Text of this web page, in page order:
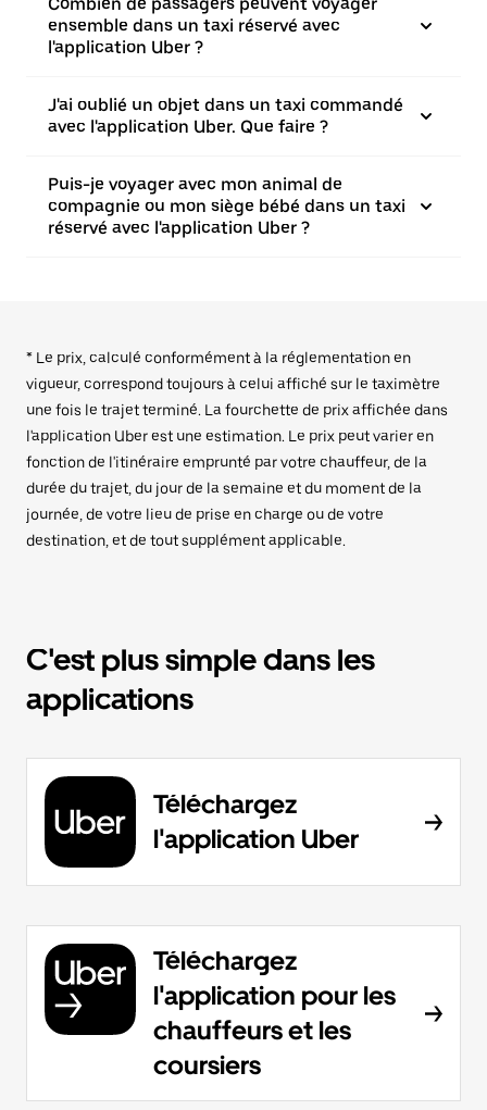
ensemble dans un taxi réservé avec
l'application Uber ?
J'ai oublié un objet dans un taxi commandé
avec l'application Uber. Que faire ?
Puis-je voyager avec mon animal de
compagnie ou mon siège bébé dans un taxi
réservé avec l'application Uber ?
* Le prix, calculé conformément à la réglementation en
vigueur, correspond toujours à celui affiché sur le taximètre
une fois le trajet terminé. La fourchette de prix affichée dans
l'application Uber est une estimation. Le prix peut varier en
fonction de l'itinéraire emprunté par votre chauffeur, de la
durée du trajet, du jour de la semaine et du moment de la
journée, de votre lieu de prise en charge ou de votre
destination, et de tout supplément applicable.
C'est plus simple dans les
applications
Téléchargez
l'application Uber
Téléchargez
l'application pour les
chauffeurs et les
coursiers